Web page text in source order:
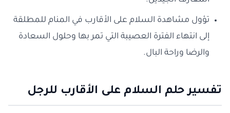
تؤول مشاهدة السلام على الأقارب في المنام للمطلقة
إلى انتهاء الفترة العصيبة التي تمر بها وحلول السعادة
والرضا وراحة البال.
تفسير حلم السلام على الأقارب للرجل